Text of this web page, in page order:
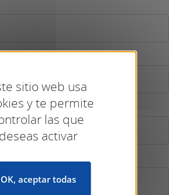
*
sitio web usa
y te permite
las que
deseas activar
OK, aceptar todas